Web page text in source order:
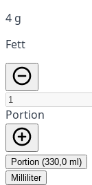
4 g
Fett
Portion
Portion (330,0 ml)
Milliliter